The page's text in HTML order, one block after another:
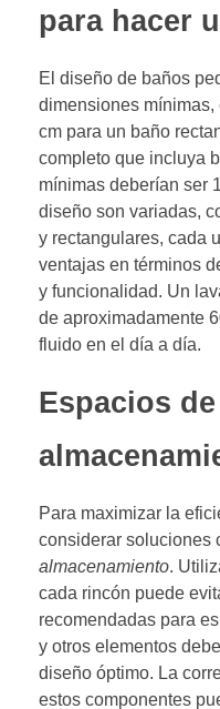
para hacer
El diseño de baños
dimensiones
cm para un baño
completo que incluya
mínimas deberían ser
diseño son variadas,
y rectangulares, cada
ventajas en términos
y funcionalidad. Un
de aproximadamente
fluido en el día a día.
Espacios de
Para maximizar la
considerar soluciones
almacenamiento.
cada rincón puede
recomendadas para
y otros elementos
diseño óptimo. La
estos componentes